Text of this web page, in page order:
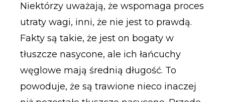
Niektórzy uważają, że wspomaga proces
utraty wagi, inni, że nie jest to prawdą.
Fakty są takie, że jest on bogaty w
tłuszcze nasycone, ale ich łańcuchy
węglowe mają średnią długość. To
powoduje, że są trawione nieco inaczej